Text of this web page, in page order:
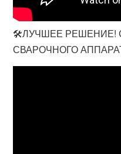
🛠️ЛУЧШЕЕ РЕШЕНИЕ!
СВАРОЧНОГО